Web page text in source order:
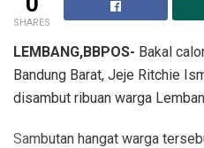
SHARES
LEMBANG,BBPOS- Bakal
Bandung Barat, Jeje Ritchie
disambut ribuan warga
Sambutan hangat warga